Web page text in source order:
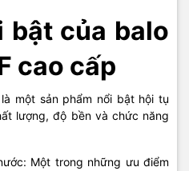
bật của balo
cao cấp
một sản phẩm nổi bật hội tụ
lượng, độ bền và chức năng
Một trong những ưu điểm